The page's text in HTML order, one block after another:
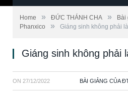
Home » ĐỨC THÁNH CHA »
Bài
Phanxico
» Giáng sinh không phải
Giáng sinh không
ON 27/12/2022 BÀI GIẢNG CỦA